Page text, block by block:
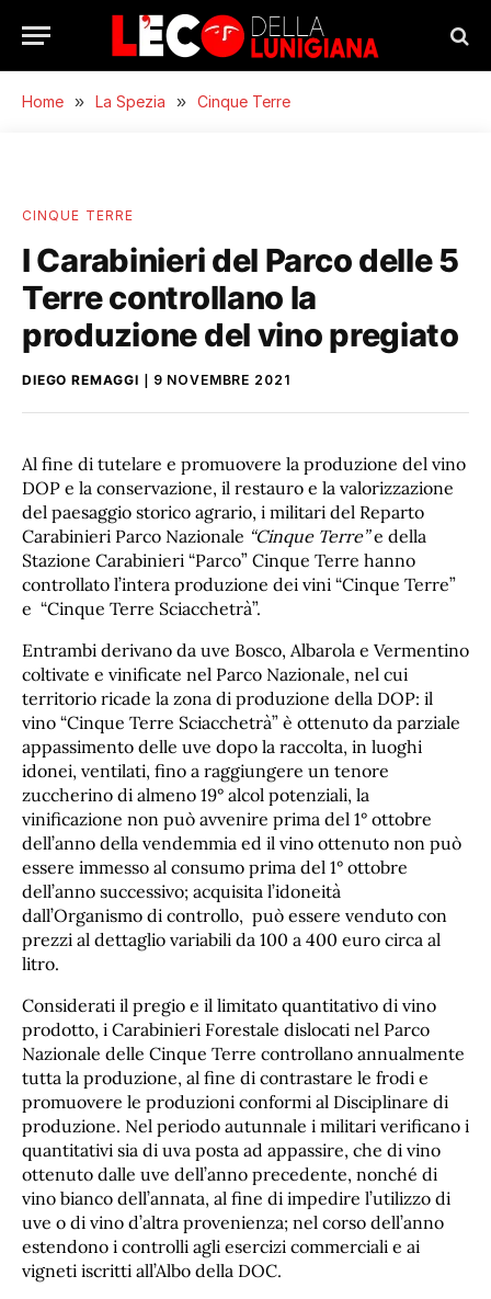
Home » La Spezia » Cinque Terre
CINQUE TERRE
I Carabinieri del Parco delle 5
Terre controllano la
produzione del vino pregiato
DIEGO REMAGGI 9 NOVEMBRE 2021
Al fine di tutelare e promuovere la produzione del vino
DOP e la conservazione, il restauro e la valorizzazione
del paesaggio storico agrario, i militari del Reparto
Carabinieri Parco Nazionale “Cinque Terre”e della
Stazione Carabinieri “Parco” Cinque Terre hanno
controllato l’intera produzione dei vini “Cinque Terre”
e “Cinque Terre Sciacchetrà”.
Entrambi derivano da uve Bosco, Albarola e Vermentino
coltivate e vinificate nel Parco Nazionale, nel cui
territorio ricade la zona di produzione della DOP: il
vino “Cinque Terre Sciacchetrà” è ottenuto da parziale
appassimento delle uve dopo la raccolta, in luoghi
idonei, ventilati, fino a raggiungere un tenore
zuccherino di almeno 19° alcol potenziali, la
vinificazione non può avvenire prima del 1° ottobre
dell’anno della vendemmia ed il vino ottenuto non può
essere immesso al consumo prima del 1° ottobre
dell’anno successivo; acquisita l’idoneità
dall’Organismo di controllo, può essere venduto con
prezzi al dettaglio variabili da 100 a 400 euro circa al
litro.
Considerati il pregio e il limitato quantitativo di vino
prodotto, i Carabinieri Forestale dislocati nel Parco
Nazionale delle Cinque Terre controllano annualmente
tutta la produzione, al fine di contrastare le frodi e
promuovere le produzioni conformi al Disciplinare di
produzione. Nel periodo autunnale i militari verificano i
quantitativi sia di uva posta ad appassire, che di vino
ottenuto dalle uve dell’anno precedente, nonché di
vino bianco dell’annata, al fine di impedire l’utilizzo di
uve o di vino d’altra provenienza; nel corso dell’anno
estendono i controlli agli esercizi commerciali e ai
vigneti iscritti all’Albo della DOC.